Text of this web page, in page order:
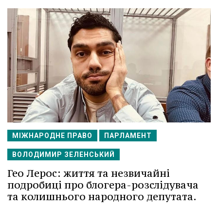
МІЖНАРОДНЕ ПРАВО ПАРЛАМЕНТ
ВОЛОДИМИР ЗЕЛЕНСЬКИЙ
Гео Лерос: життя та незвичайні
подробиці про блогера-розслідувача
та колишнього народного депутата.